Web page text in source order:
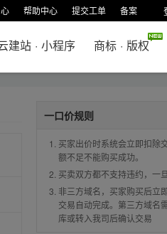
帮助中心 提交工单 备案
建站 · 小程序 商标 · 版权
一口价规则
买家出价时系统会立即扣除
额不足不能购买成功。
买卖双方都不支持违约，一
非三方域名，买家购买后立
交易自动完成。第三方域名
库或转入我司后确认交易